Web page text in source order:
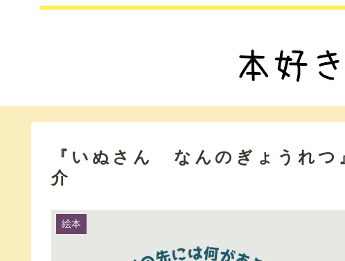
『いぬさん なんのぎょうれつ
介
絵本